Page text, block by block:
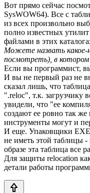
Вот прямо сейчас
SysWOW64). Все с
из всех произвольно
полно известных
файлами в этих
Можете назвать
посмотреть), в
Если вы программист,
И вы не первый раз не
сказал лишь, что
".reloc", т.к. загрузчику
увидели, что "ее
создают ее ровно так
инструменты могут и
И еще. Упаковщики EXE
не иметь этой таблицы -
образе эта таблица все
Для защиты relocation
детали работы